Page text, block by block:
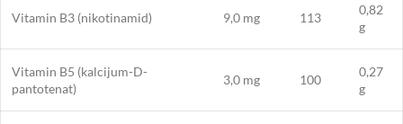
Vitamin B3 (nikotinamid) 9,0 mg 113
0,82
g
Vitamin B5 (kalcijum-D-
pantotenat)
3,0 mg 100
0,27
g